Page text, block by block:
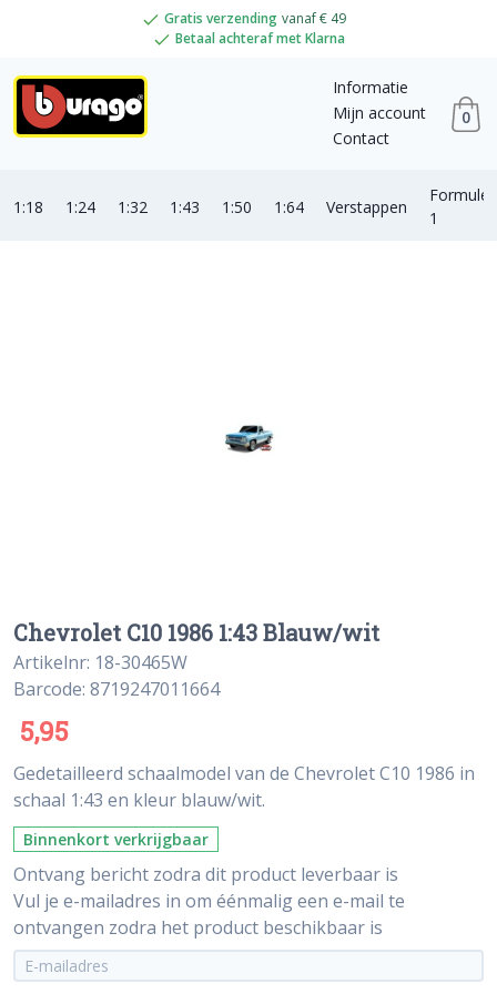
Gratis verzending vanaf € 49
Betaal achteraf met Klarna
Informatie
Mijn account
Contact
0
1:18 1:24 1:32 1:43 1:50 1:64 Verstappen
Formule
1
Chevrolet C10 1986 1:43 Blauw/wit
Artikelnr: 18-30465W
Barcode: 8719247011664
5,95
Gedetailleerd schaalmodel van de Chevrolet C10 1986 in
schaal 1:43 en kleur blauw/wit.
Binnenkort verkrijgbaar
Ontvang bericht zodra dit product leverbaar is
Vul je e-mailadres in om éénmalig een e-mail te
ontvangen zodra het product beschikbaar is